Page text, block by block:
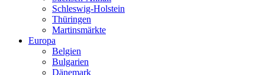
Schleswig-Holstein
Thüringen
Martinsmärkte
Europa
Belgien
Bulgarien
Dänemark